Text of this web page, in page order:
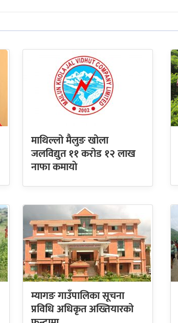
माथिल्लो मैलुङ खोला
जलविद्युत ११ करोड १२ लाख
नाफा कमायाे
म्यागङ गाउँपालिका सूचना
प्रविधि अधिकृत अख्तियारको